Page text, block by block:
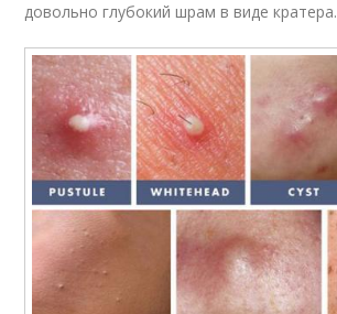
довольно глубокий шрам в виде кратера.